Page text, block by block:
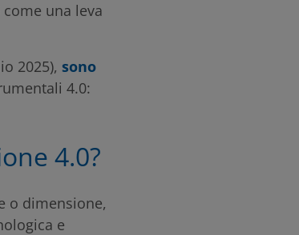
una leva
2025), sono
4.0:
4.0?
o dimensione,
e